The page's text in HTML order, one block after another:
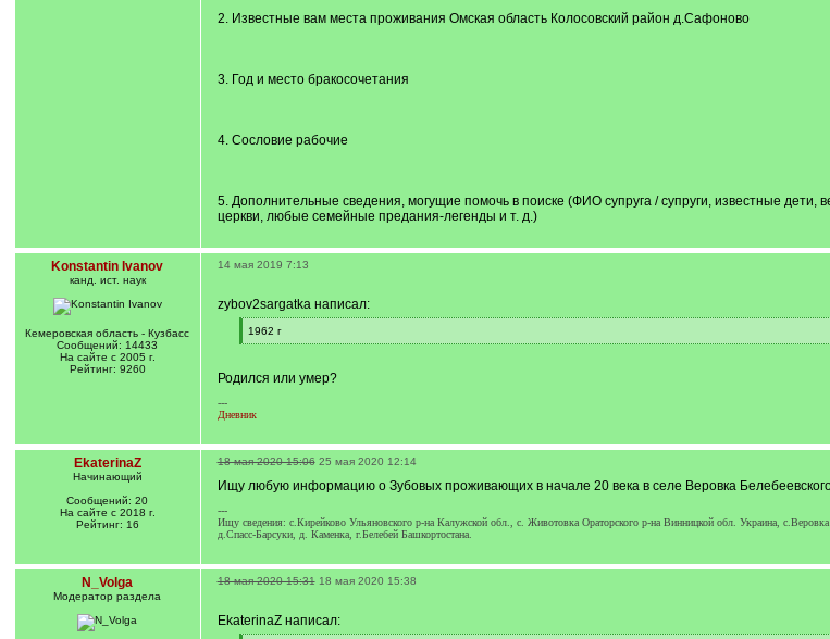
2. Известные вам места проживания Омская область Колосовский район д.Сафоново
3. Год и место бракосочетания
4. Сословие рабочие
5. Дополнительные сведения, могущие помочь в поиске (ФИО супруга / супруги, известные
церкви, любые семейные предания-легенды и т. д.)
Konstantin Ivanov
канд. ист. наук
Кемеровская область - Кузбасс
Сообщений: 14433
На сайте с 2005 г.
Рейтинг: 9260
14 мая 2019 7:13
zybov2sargatka написал:
[
q
1962 г
[
]
Родился или умер?
---
Дневник
EkaterinaZ
Начинающий
Сообщений: 20
На сайте с 2018 г.
Рейтинг: 16
18 мая 2020 15:06 25 мая 2020 12:14
Ищу любую информацию о Зубовых проживающих в начале 20 века в селе Веровка
---
Ищу сведения: с.Кирейково Ульяновского р-на Калужской обл., с. Животовка Ораторского р-на Винницкой обл. Украина,
д.Спасс-Барсуки, д. Каменка, г.Белебей Башкортостана.
N_Volga
Модератор раздела
18 мая 2020 15:31 18 мая 2020 15:38
EkaterinaZ написал: